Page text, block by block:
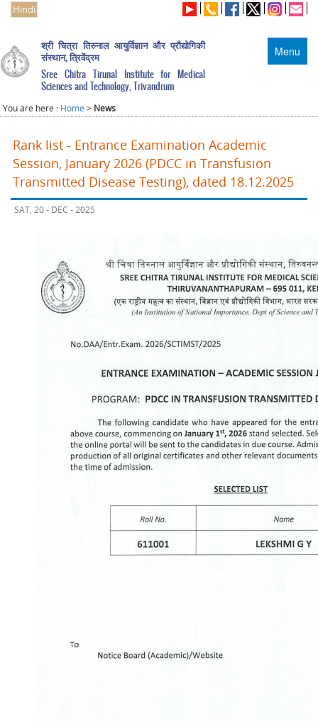
Hindi
Menu
श्री चित्रा तिरुनाल आयुर्विज्ञान और प्रौद्योगिकी
संस्थान, त्रिवेंद्रम
Sree Chitra Tirunal Institute for Medical
Sciences and Technology, Trivandrum
You are here : Home > News
Rank list - Entrance Examination Academic
Session, January 2026 (PDCC in Transfusion
Transmitted Disease Testing), dated 18.12.2025
SAT, 20 - DEC - 2025